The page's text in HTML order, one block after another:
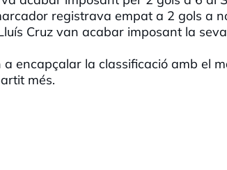
registrava empat a 2 gols a
Cruz van acabar imposant la
encapçalar la classificació amb el
més.